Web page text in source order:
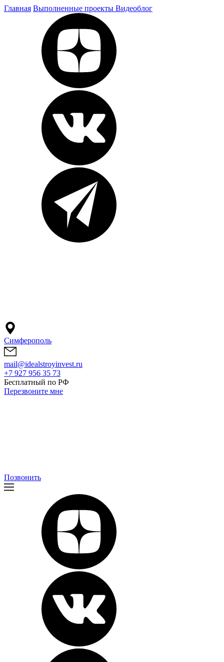
Главная Выполненные проекты Видеоблог
Симферополь
mail@idealstroyinvest.ru
+7 927 956 35 73
Бесплатный по РФ
Перезвоните мне
Позвонить